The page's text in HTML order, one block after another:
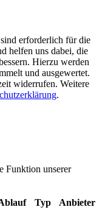
erforderlich für die
helfen uns dabei, die
Hierzu werden
und ausgewertet.
widerrufen. Weitere
.
Funktion unserer
Typ
Anbieter